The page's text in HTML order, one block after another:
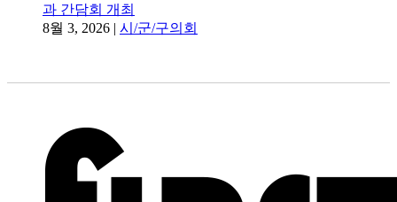
과 간담회 개최
8월 3, 2026 | 시/군/구의회